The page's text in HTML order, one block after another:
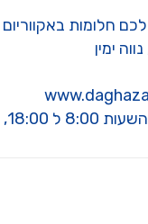
חלומות
ומועדי ישראל סגור